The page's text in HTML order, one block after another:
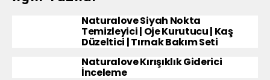
Naturalove Siyah Nokta
Temizleyici | Oje Kurutucu | Kaş
Düzeltici | Tırnak Bakım Seti
Naturalove Kırışıklık Giderici
İnceleme